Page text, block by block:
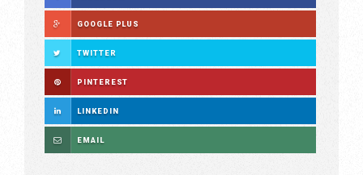
GOOGLE PLUS
TWITTER
PINTEREST
LINKEDIN
EMAIL